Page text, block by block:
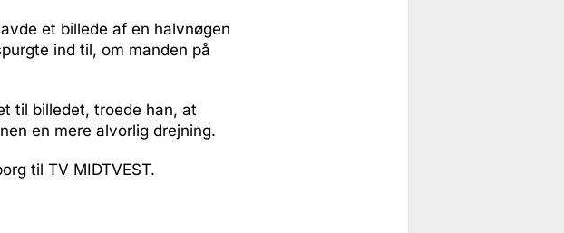
et billede af en halvnøgen
ind til, om manden på
til billedet, troede han, at
en mere alvorlig drejning.
til TV MIDTVEST.